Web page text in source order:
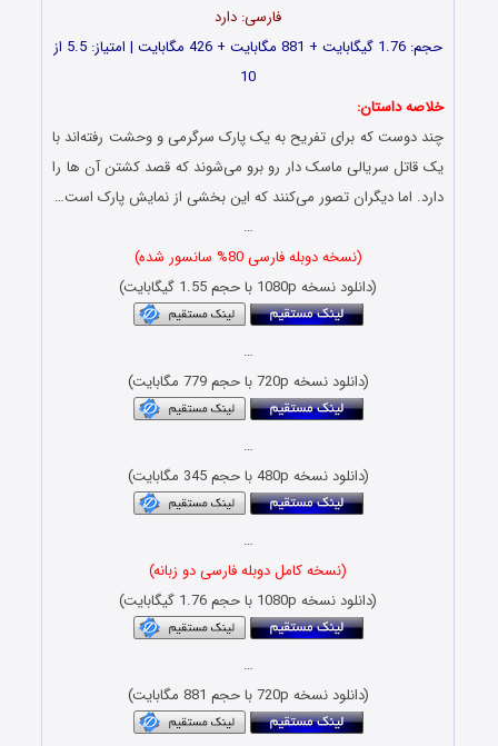
فارسی: دارد
حجم: 1.76 گیگابایت + 881 مگابایت + 426 مگابایت | امتیاز: 5.5 از
10
خلاصه داستان:
چند دوست که برای تفریح به یک پارک سرگرمی و وحشت رفته‌اند با
یک قاتل سریالی ماسک دار رو برو می‌شوند که قصد کشتن آن ها را
دارد. اما دیگران تصور می‌کنند که این بخشی از نمایش پارک است…
…
(نسخه دوبله فارسی 80% سانسور شده)
(دانلود نسخه 1080p با حجم 1.55 گیگابایت)
…
(دانلود نسخه 720p با حجم 779 مگابایت)
…
(دانلود نسخه 480p با حجم 345 مگابایت)
…
(نسخه کامل دوبله فارسی دو زبانه)
(دانلود نسخه 1080p با حجم 1.76 گیگابایت)
…
(دانلود نسخه 720p با حجم 881 مگابایت)